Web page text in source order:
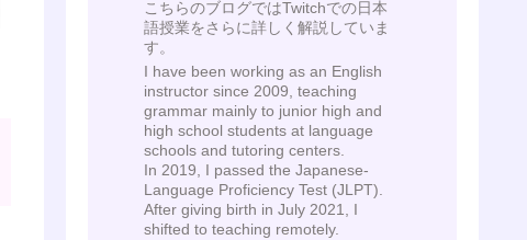
こちらのブログではTwitchでの日本
語授業をさらに詳しく解説していま
す。
I have been working as an English
instructor since 2009, teaching
grammar mainly to junior high and
high school students at language
schools and tutoring centers.
In 2019, I passed the Japanese-
Language Proficiency Test (JLPT).
After giving birth in July 2021, I
shifted to teaching remotely.